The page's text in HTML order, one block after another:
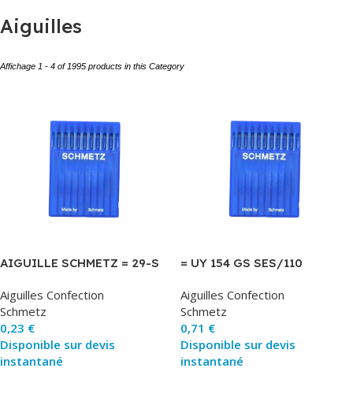
Aiguilles
Affichage 1 - 4 of 1995 products in this Category
AIGUILLE SCHMETZ = 29-S
Aiguilles Confection
Schmetz
0,23 €
Disponible sur devis
instantané
= UY 154 GS SES/110
Aiguilles Confection
Schmetz
0,71 €
Disponible sur devis
instantané